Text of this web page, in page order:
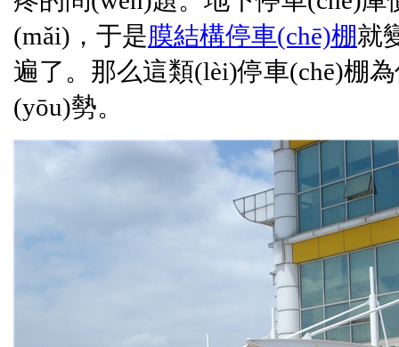
(mǎi)，于是膜結構停車(chē)棚就
遍了。那么這類(lèi)停車(chē)棚為
(yōu)勢。